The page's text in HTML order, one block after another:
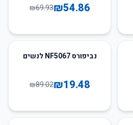
₪54.86
₪69.93
78
נביפורס NF5067 לנשים
₪19.48
₪89.02